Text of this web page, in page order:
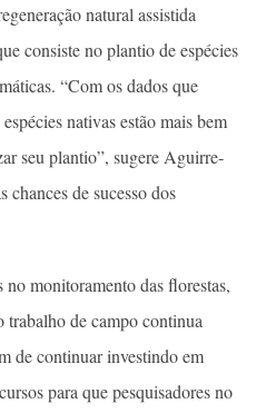
natural assistida
consiste no plantio de espécies
“Com os dados que
nativas estão mais bem
seu plantio”, sugere Aguirre-
chances de sucesso dos
monitoramento das florestas,
trabalho de campo continua
de continuar investindo em
para que pesquisadores no